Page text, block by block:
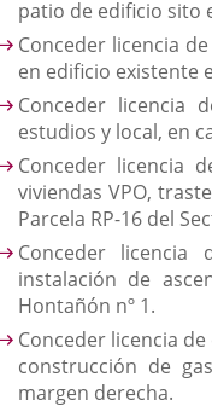
patio de edificio sito
Conceder licencia
en edificio existente
Conceder licencia
estudios y local, en
Conceder licencia
viviendas VPO,
Parcela RP-16 del
Conceder
instalación de
Hontañón nº 1.
Conceder licencia
construcción de
margen derecha.